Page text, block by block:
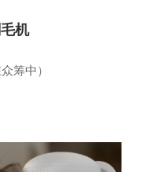
机
筹中）